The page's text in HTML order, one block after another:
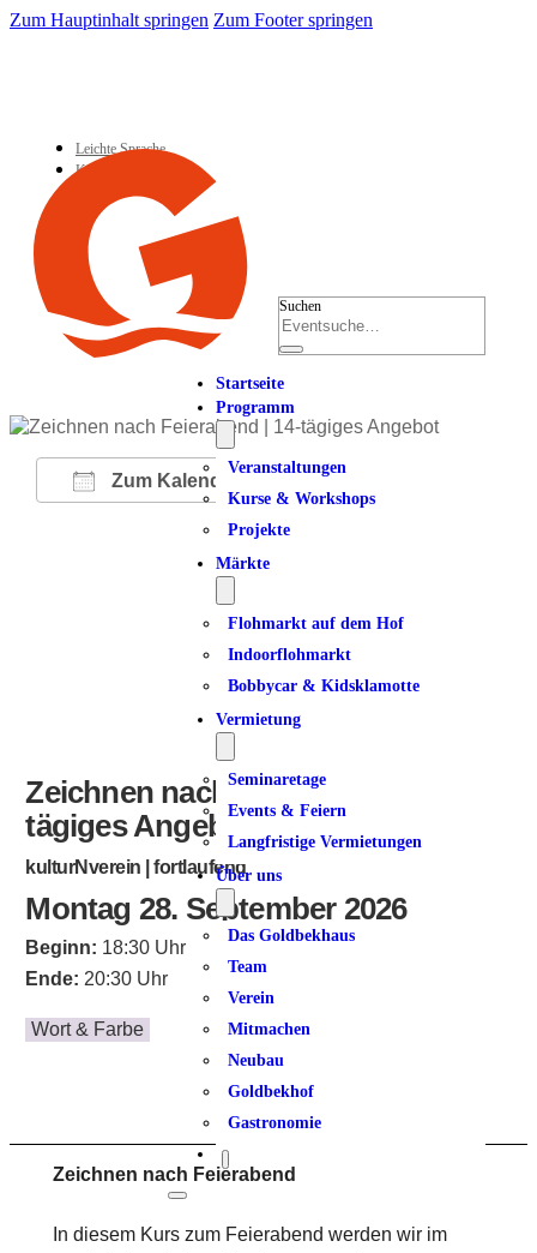
Zum Hauptinhalt springen Zum Footer springen
Leichte Sprache
Kontakt
Suchen
Startseite
Programm
Veranstaltungen
Kurse & Workshops
Projekte
Märkte
Flohmarkt auf dem Hof
Indoorflohmarkt
Bobbycar & Kidsklamotte
Vermietung
Seminaretage
Events & Feiern
Langfristige Vermietungen
Über uns
Das Goldbekhaus
Team
Verein
Mitmachen
Neubau
Goldbekhof
Gastronomie
Zum Kalender hinzufügen
ICS herunterladen
Google Kalender
iCalendarOffice 365
Zeichnen nach Feierabend | 14-
tägiges Angebot
kulturNverein | fortlaufend
Montag 28. September 2026
Beginn: 18:30 Uhr
Ende: 20:30 Uhr
Wort & Farbe
Zeichnen nach Feierabend
In diesem Kurs zum Feierabend werden wir im